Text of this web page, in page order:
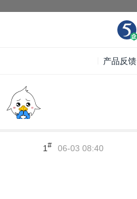
产品反馈
1 # 06-03 08:40